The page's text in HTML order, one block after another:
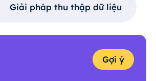
Giải pháp thu thập dữ liệu
Gợi ý